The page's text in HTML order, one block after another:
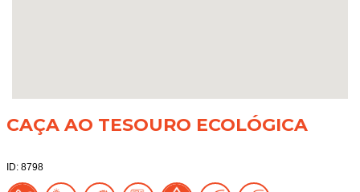
CAÇA AO TESOURO ECOLÓGICA
ID: 8798